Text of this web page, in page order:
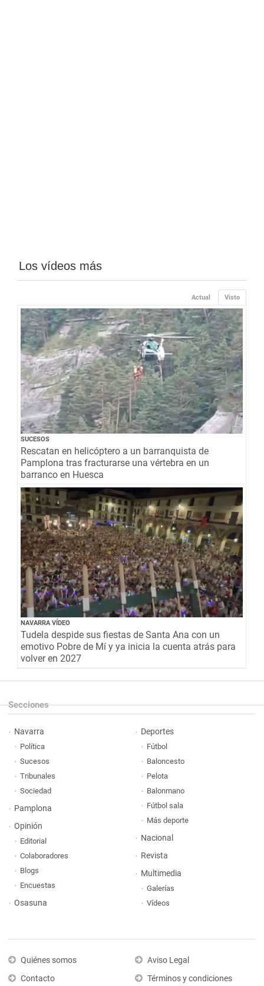
Los vídeos más
Visto
Actual
SUCESOS
Rescatan en helicóptero a un barranquista de
Pamplona tras fracturarse una vértebra en un
barranco en Huesca
NAVARRA VÍDEO
Tudela despide sus fiestas de Santa Ana con un
emotivo Pobre de Mí y ya inicia la cuenta atrás para
volver en 2027
Secciones
Navarra
Política
Sucesos
Tribunales
Sociedad
Pamplona
Opinión
Editorial
Colaboradores
Blogs
Encuestas
Osasuna
Deportes
Fútbol
Baloncesto
Pelota
Balonmano
Fútbol sala
Más deporte
Nacional
Revista
Multimedia
Galerías
Vídeos
Quiénes somos
Contacto
Aviso Legal
Términos y condiciones